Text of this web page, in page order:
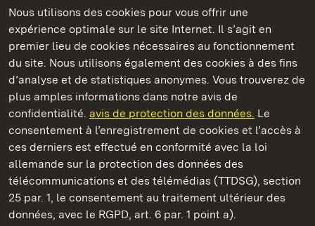
Nous utilisons des cookies pour vous offrir une
expérience optimale sur le site Internet. Il s’agit en
premier lieu de cookies nécessaires au fonctionnement
du site. Nous utilisons également des cookies à des fins
d’analyse et de statistiques anonymes. Vous trouverez de
plus amples informations dans notre avis de
confidentialité. avis de protection des données. Le
consentement à l’enregistrement de cookies et l’accès à
ces derniers est effectué en conformité avec la loi
allemande sur la protection des données des
télécommunications et des télémédias (TTDSG), section
25 par. 1, le consentement au traitement ultérieur des
données, avec le RGPD, art. 6 par. 1 point a).
Châteaux et jardins publics du Bade-Wurtemberg
Staatliche Schlösser und Gärten Baden‑Württemberg
Châteaux et jardins publics du Bade-Wurtemberg
ContactFAQ et réponsesMentions légales
Protection des données
Explications sur l’accessibilité
BITV-konform (geprüfte Seiten)